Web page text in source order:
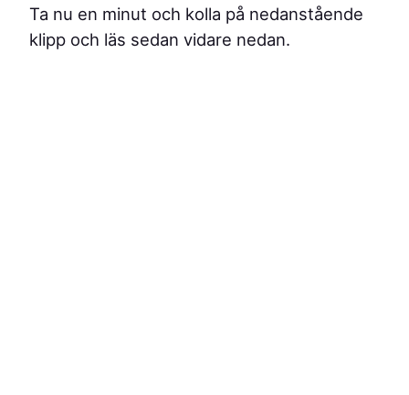
Ta nu en minut och kolla på nedanstående
klipp och läs sedan vidare nedan.